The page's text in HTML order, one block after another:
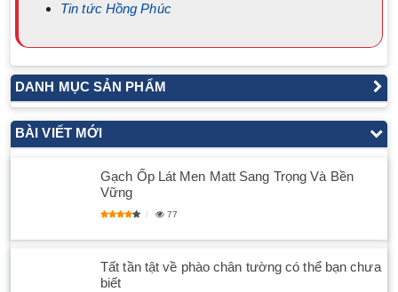
Tin tức Hồng Phúc
DANH MỤC SẢN PHẨM
BÀI VIẾT MỚI
Gạch Ốp Lát Men Matt Sang Trọng Và Bền
Vững
77
Tất tần tật về phào chân tường có thể bạn chưa
biết